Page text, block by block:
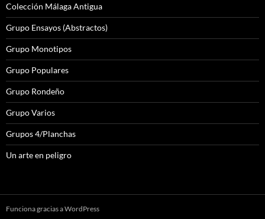
Colección Málaga Antigua
Grupo Ensayos (Abstractos)
Grupo Monotipos
Grupo Populares
Grupo Rondeño
Grupo Varios
Grupos 4/Planchas
Un arte en peligro
Funciona gracias a WordPress